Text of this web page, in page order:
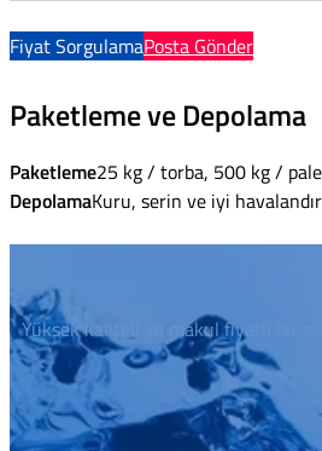
Fiyat SorgulamaPosta Gönder
Paketleme ve Depolama
Paketleme25 kg / torba, 500 kg /
DepolamaKuru, serin ve iyi
Yüksek kaliteli ve makul fiyatlı bir